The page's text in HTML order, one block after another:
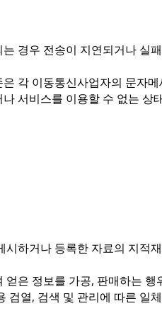
경우 전송이 지연되거나 실
각 이동통신사업자의 문자
서비스를 이용할 수 없는
시하거나 등록한 자료의 지적
얻은 정보를 가공, 판매하는
검열, 검색 및 관리에 따른 일